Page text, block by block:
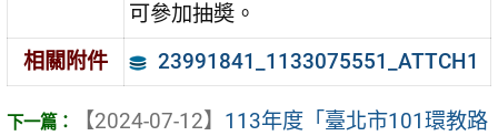
可參加抽奬。
相關附件
23991841_1133075551_ATTCH1
【2024-07-12】 113年度「臺北市101環教路